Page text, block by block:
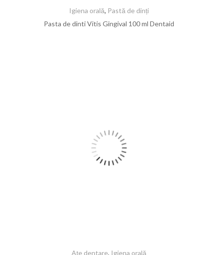
Igiena orală, Pastă de dinți
Pasta de dinti Vitis Gingival 100 ml Dentaid
Ațe dentare, Igiena orală